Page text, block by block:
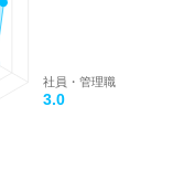
社員・管理職
3.0